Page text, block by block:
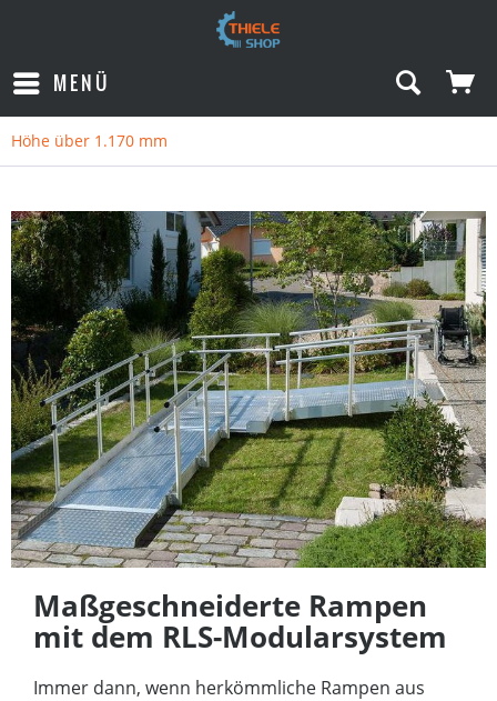
MENÜ
Höhe über 1.170 mm
Maßgeschneiderte Rampen
mit dem RLS-Modularsystem
Immer dann, wenn herkömmliche Rampen aus